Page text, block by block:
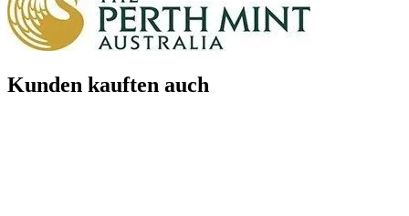
Kunden kauften auch